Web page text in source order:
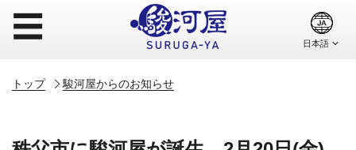
☰
トップ 駿河屋からのお知らせ